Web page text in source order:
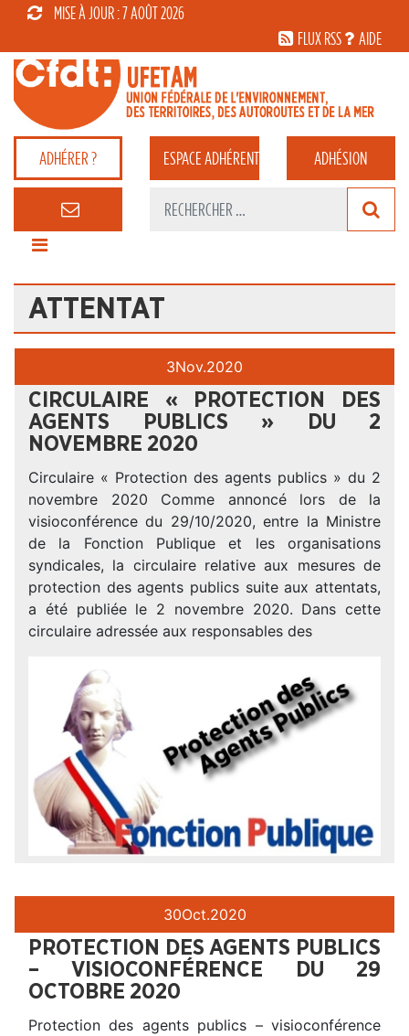
MISE À JOUR : 7 AOÛT 2026
FLUX RSS
AIDE
ADHÉRER ? ESPACEADHÉRENT ADHÉSION
ATTENTAT
3Nov.2020
CIRCULAIRE « PROTECTION DES
AGENTS PUBLICS » DU 2
NOVEMBRE 2020
Circulaire « Protection des agents publics » du 2
novembre 2020 Comme annoncé lors de la
visioconférence du 29/10/2020, entre la Ministre
de la Fonction Publique et les organisations
syndicales, la circulaire relative aux mesures de
protection des agents publics suite aux attentats,
a été publiée le 2 novembre 2020. Dans cette
circulaire adressée aux responsables des
30Oct.2020
PROTECTION DES AGENTS PUBLICS
– VISIOCONFÉRENCE DU 29
OCTOBRE 2020
Protection des agents publics – visioconférence